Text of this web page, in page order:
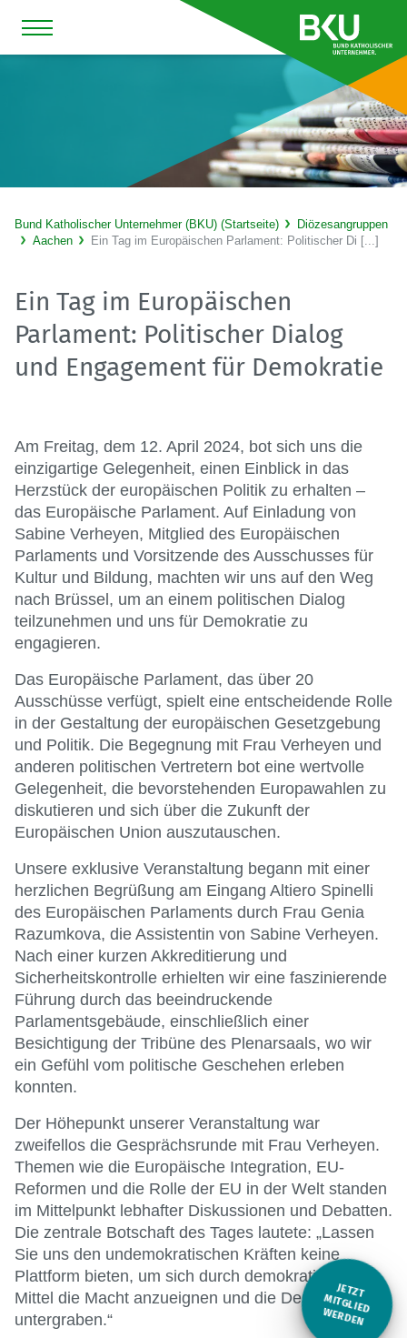
JETZT
M
ITGLIED W
ERDEN
Bund Katholischer Unternehmer (BKU) (Startseite)
Diözesangruppen
Aachen
Ein Tag im Europäischen Parlament: Politischer Di [...]
Ein Tag im Europäischen
Parlament: Politischer Dialog
und Engagement für Demokratie
Am Freitag, dem 12. April 2024, bot sich uns die
einzigartige Gelegenheit, einen Einblick in das
Herzstück der europäischen Politik zu erhalten –
das Europäische Parlament. Auf Einladung von
Sabine Verheyen, Mitglied des Europäischen
Parlaments und Vorsitzende des Ausschusses für
Kultur und Bildung, machten wir uns auf den Weg
nach Brüssel, um an einem politischen Dialog
teilzunehmen und uns für Demokratie zu
engagieren.
Das Europäische Parlament, das über 20
Ausschüsse verfügt, spielt eine entscheidende Rolle
in der Gestaltung der europäischen Gesetzgebung
und Politik. Die Begegnung mit Frau Verheyen und
anderen politischen Vertretern bot eine wertvolle
Gelegenheit, die bevorstehenden Europawahlen zu
diskutieren und sich über die Zukunft der
Europäischen Union auszutauschen.
Unsere exklusive Veranstaltung begann mit einer
herzlichen Begrüßung am Eingang Altiero Spinelli
des Europäischen Parlaments durch Frau Genia
Razumkova, die Assistentin von Sabine Verheyen.
Nach einer kurzen Akkreditierung und
Sicherheitskontrolle erhielten wir eine faszinierende
Führung durch das beeindruckende
Parlamentsgebäude, einschließlich einer
Besichtigung der Tribüne des Plenarsaals, wo wir
ein Gefühl vom politische Geschehen erleben
konnten.
Der Höhepunkt unserer Veranstaltung war
zweifellos die Gesprächsrunde mit Frau Verheyen.
Themen wie die Europäische Integration, EU-
Reformen und die Rolle der EU in der Welt standen
im Mittelpunkt lebhafter Diskussionen und Debatten.
Die zentrale Botschaft des Tages lautete: „Lassen
Sie uns den undemokratischen Kräften keine
Plattform bieten, um sich durch demokratische
Mittel die Macht anzueignen und die Demokratie zu
untergraben.“